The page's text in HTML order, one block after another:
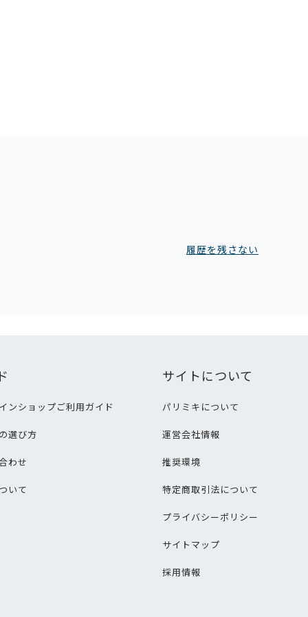
履歴を残さない
ンショップご利用ガイド
選び方
わせ
いて
サイトについて
パリミキについて
運営会社情報
推奨環境
特定商取引法について
プライバシーポリシー
サイトマップ
採用情報